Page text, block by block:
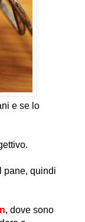
e se lo
pane, quindi
, dove sono